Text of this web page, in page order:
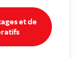
et de
Consultez les